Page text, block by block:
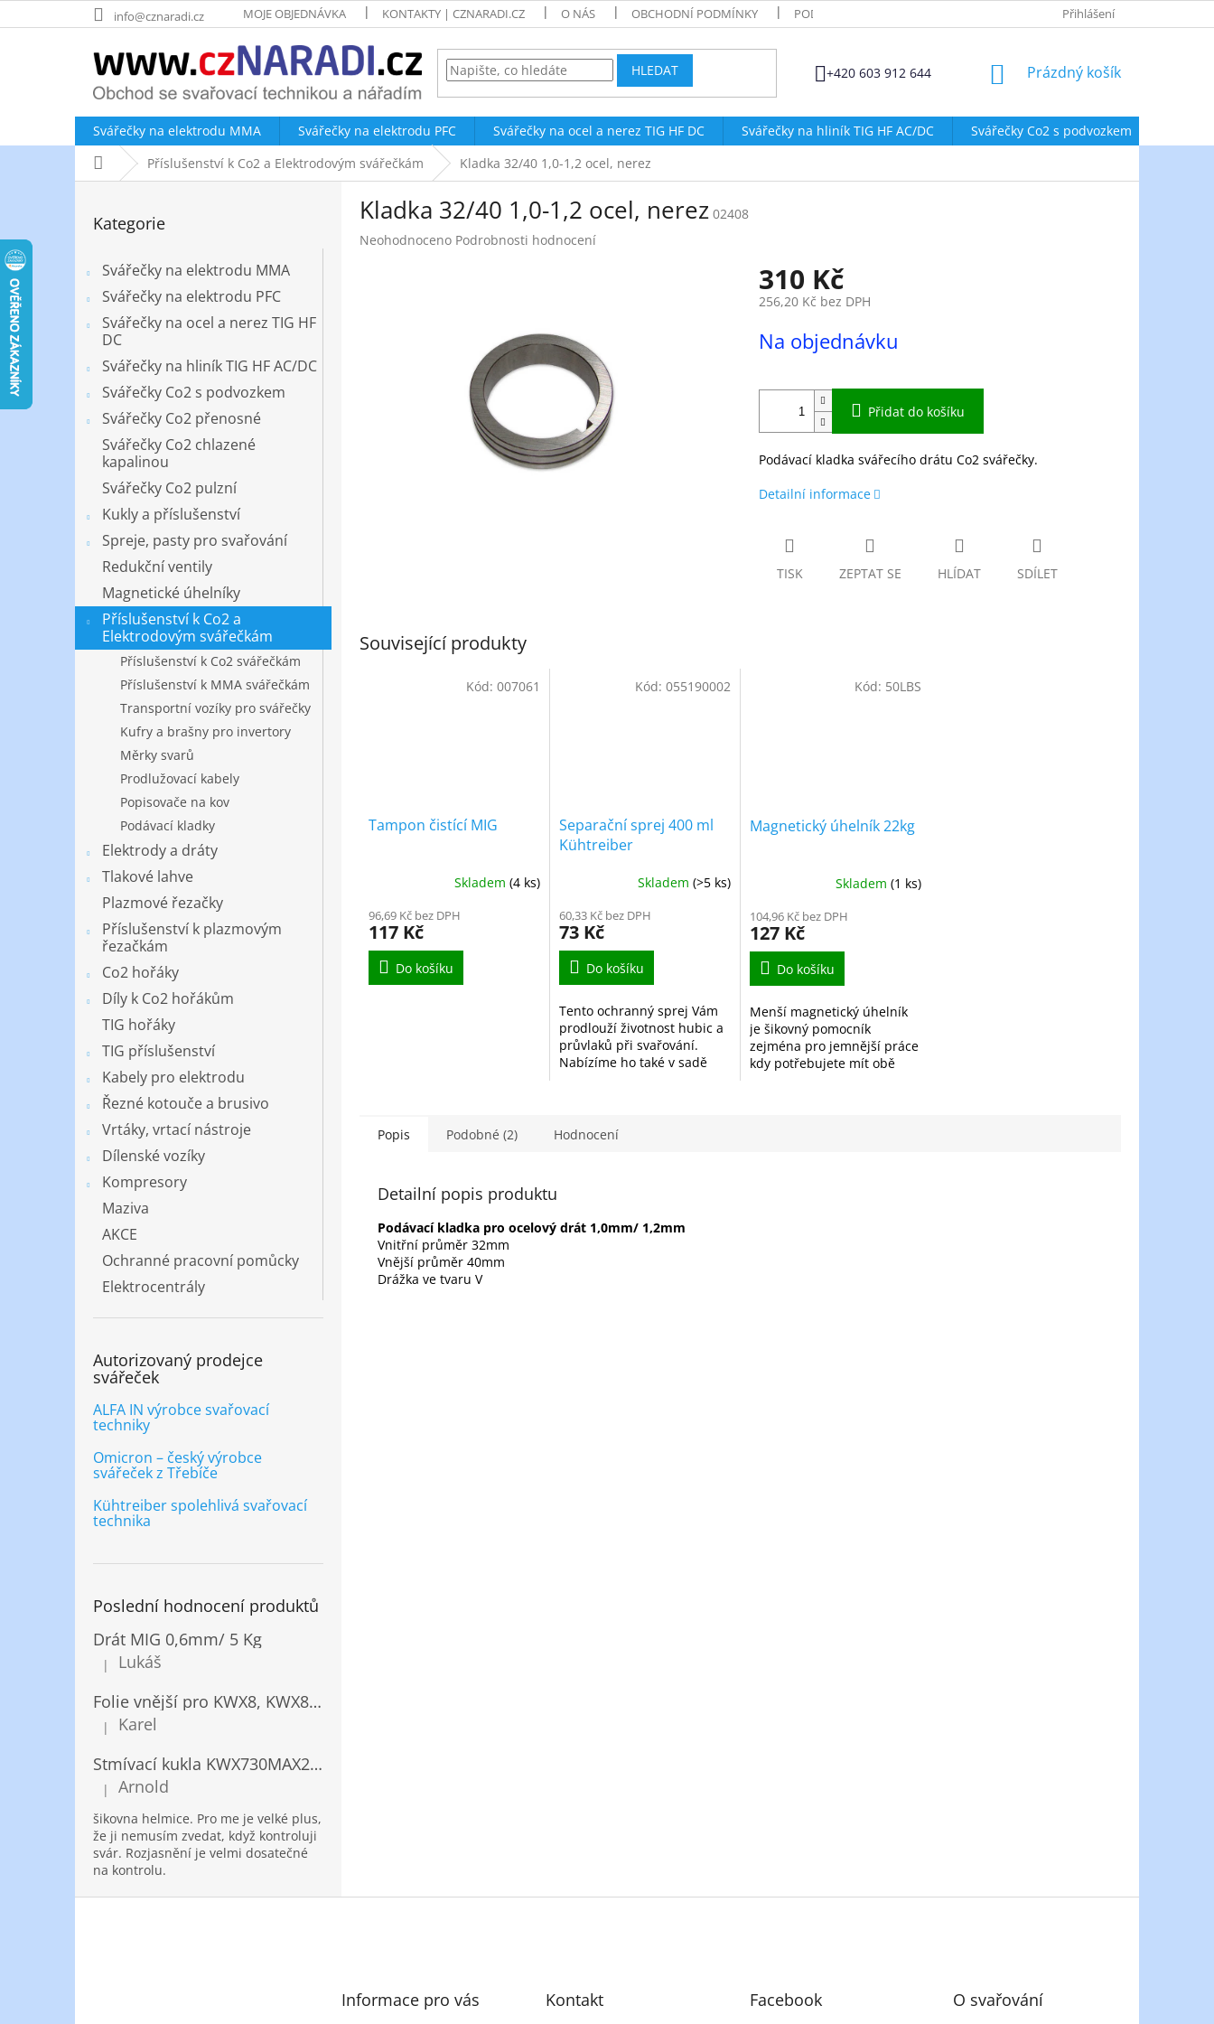
na
info@cznaradi.cz MOJE OBJEDNÁVKA KONTAKTY | CZNARADI.CZ O NÁS OBCHODNÍ PODMÍNKY PODMÍNKY OCHRANY OSOBNÍCH ÚDAJŮ ZÁSADY POUŽÍVÁNÍ
Přihlášení
HLEDAT +420 603 912 644
NÁKUPNÍ
Prázdný košík
Svářečky na elektrodu MMA Svářečky na elektrodu PFC Svářečky na ocel a nerez TIG HF DC Svářečky na hliník TIG HF AC/DC Svářečky Co2 s podvozkem
Domů Příslušenství k Co2 a Elektrodovým svářečkám Kladka 32/40 1,0-1,2 ocel, nerez
kategorie
Kategorie
Svářečky na elektrodu MMA
Svářečky na elektrodu PFC
Svářečky na ocel a nerez TIG HF
DC
Svářečky na hliník TIG HF AC/DC
Svářečky Co2 s podvozkem
Svářečky Co2 přenosné
Svářečky Co2 chlazené
kapalinou
Svářečky Co2 pulzní
Kukly a příslušenství
Spreje, pasty pro svařování
Redukční ventily
Magnetické úhelníky
Příslušenství k Co2 a
Elektrodovým svářečkám
Příslušenství k Co2 svářečkám
Příslušenství k MMA svářečkám
Transportní vozíky pro svářečky
Kufry a brašny pro invertory
Měrky svarů
Prodlužovací kabely
Popisovače na kov
Podávací kladky
Elektrody a dráty
Tlakové lahve
Plazmové řezačky
Příslušenství k plazmovým
řezačkám
Co2 hořáky
Díly k Co2 hořákům
TIG hořáky
TIG příslušenství
Kabely pro elektrodu
Řezné kotouče a brusivo
Vrtáky, vrtací nástroje
Dílenské vozíky
Kompresory
Maziva
AKCE
Ochranné pracovní pomůcky
Elektrocentrály
Autorizovaný prodejce
svářeček
ALFA IN výrobce svařovací
techniky
Omicron – český výrobce
svářeček z Třebíče
Kühtreiber spolehlivá svařovací
technika
Poslední hodnocení produktů
Drát MIG 0,6mm/ 5 Kg
Hodnocení produktu je 5 z 5 hvězdiček.
|
Lukáš
Folie vnější pro KWX8, KWX820/ 10ks
Hodnocení produktu je 5 z 5 hvězdiček.
|
Karel
Stmívací kukla KWX730MAX2,5!® + NANOClean
Hodnocení produktu je 5 z 5 hvězdiček.
| Arnold
šikovna helmice. Pro me je velké plus,
že ji nemusím zvedat, když kontroluji
svár. Rozjasnění je velmi dosatečné
na kontrolu.
Kladka 32/40 1,0-1,2 ocel, nerez 02408
Průměrné
Neohodnoceno Podrobnosti hodnocení
310 Kč
256,20 Kč bez DPH
cena:
Na objednávku
Přidat do košíku
Podávací kladka svářecího drátu Co2 svářečky.
Detailní informace
TISK ZEPTAT SE HLÍDAT SDÍLET
Související produkty
Tampon čistící MIG
Skladem (4 ks)
96,69 Kč bez DPH
117 Kč
Do košíku
Kód: 007061
Separační sprej 400 ml
Kühtreiber
Skladem (>5 ks)
60,33 Kč bez DPH
73 Kč
Do košíku
Tento ochranný sprej Vám
prodlouží životnost hubic a
průvlaků při svařování.
Nabízíme ho také v sadě
Kód: 055190002
Magnetický úhelník 22kg
Skladem(1 ks)
104,96 Kč bez DPH
127 Kč
Do košíku
Menší magnetický úhelník
je šikovný pomocník
zejména pro jemnější práce
kdy potřebujete mít obě
Kód: 50LBS
Popis Podobné (2) Hodnocení
Detailní popis produktu
Podávací kladka pro ocelový drát 1,0mm/ 1,2mm
Vnitřní průměr 32mm
Vnější průměr 40mm
Drážka ve tvaru V
Informace pro vás Kontakt Facebook O svařování